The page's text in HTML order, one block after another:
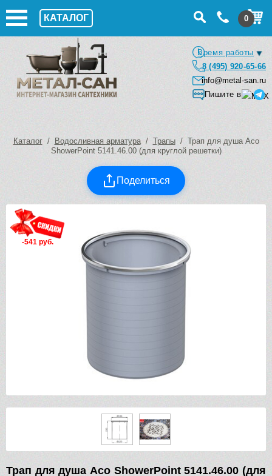
КАТАЛОГ 0
Время работы
8 (495) 920-65-66
info@metal-san.ru
Пишите в
Каталог/ Водосливная арматура/ Трапы/ Трап для душа Aco
ShowerPoint 5141.46.00 (для круглой решетки)
Поделиться
-541 руб.
Трап для душа Aco ShowerPoint 5141.46.00 (для